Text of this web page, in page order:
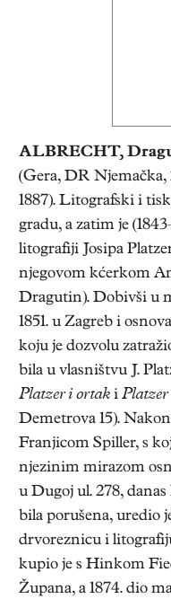
ALBRECHT,
(Gera, DR
1887). Litografski i
gradu, a zatim je
litografiji Josipa
njegovom kćerkom
Dragutin). Dobivši u
1851. u Zagreb i
koju je dozvolu
bila u vlasništvu J.
Platzer i ortak i
Demetrova 15).
Franjicom Spiller, s
njezinim mirazom
u Dugoj ul. 278,
bila porušena, uredio
drvoreznicu i
kupio je s Hinkom
Župana, a 1874. dio